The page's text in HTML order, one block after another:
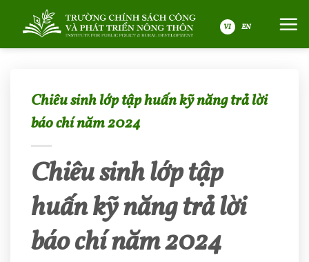
VI
Chiêu sinh lớp tập huấn kỹ năng trả lời
báo chí năm 2024
Chiêu sinh lớp tập
huấn kỹ năng trả lời
báo chí năm 2024